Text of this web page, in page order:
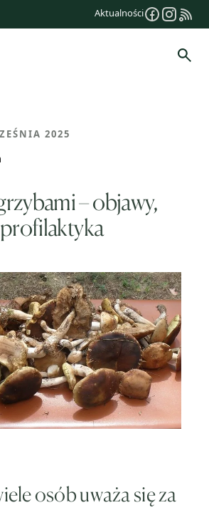
Aktualności
2025
– objawy,
osób uważa się za